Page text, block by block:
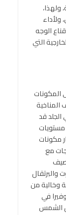
ولهذا،
ولأداء
دقيقة، يعد قناع الوجه
التي
المكونات
قد
مكونات
مع
والبرتقال
وخالية من
في
الشمس